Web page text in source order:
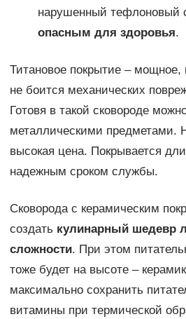
нарушенный тефлоновый
опасным для здоровья.
Титановое покрытие – мощное,
не боится механических
Готовя в такой сковороде
металлическими предметами.
высокая цена. Покрывается
надежным сроком службы.
Сковорода с керамическим
создать кулинарный шедевр
сложности. При этом
тоже будет на высоте –
максимально сохранить
витамины при термической